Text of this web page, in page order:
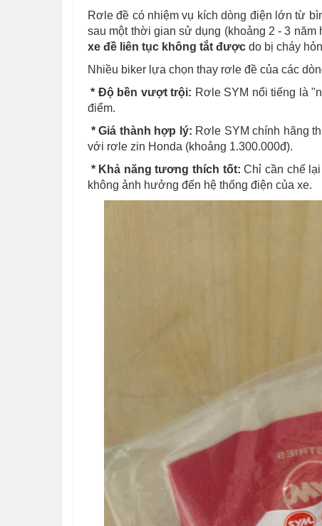
Rơle đề có nhiệm vụ kích dòng điện lớn từ
sau một thời gian sử dụng (khoảng 2 - 3
xe đề liên tục không tắt được do bị cháy
Nhiều biker lựa chọn thay rơle đề của các
* Độ bền vượt trội: Rơle SYM nổi tiếng là
điểm.
* Giá thành hợp lý: Rơle SYM chính hãng
với rơle zin Honda (khoảng 1.300.000đ).
* Khả năng tương thích tốt:Chỉ cần chế
không ảnh hưởng đến hệ thống điện của xe.